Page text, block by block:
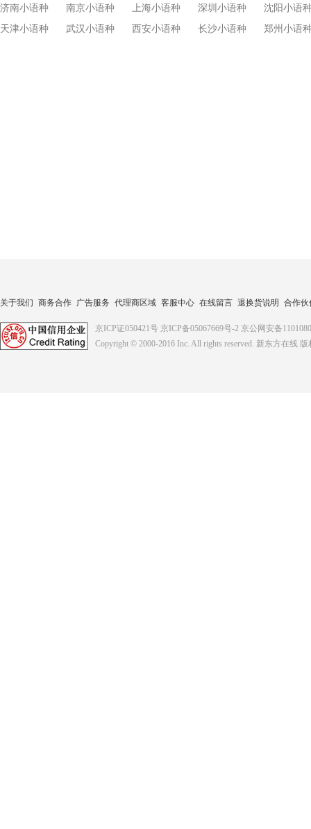
济南小语种
南京小语种 上海小语种 深圳小语种
沈阳小语
天津小语种
武汉小语种 西安小语种 长沙小语种 郑州小语
关于我们 商务合作 广告服务 代理商区域 客服中心 在线留言 退换货说明 合作伙
京ICP证050421号 京ICP备05067669号-2 京公网安备
Copyright © 2000-2016 Inc. All rights reserved. 新东方在线